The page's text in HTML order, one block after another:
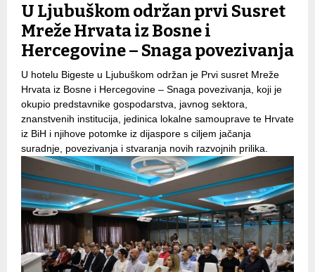
U Ljubuškom održan prvi Susret
Mreže Hrvata iz Bosne i
Hercegovine – Snaga povezivanja
U hotelu Bigeste u Ljubuškom održan je Prvi susret Mreže
Hrvata iz Bosne i Hercegovine – Snaga povezivanja, koji je
okupio predstavnike gospodarstva, javnog sektora,
znanstvenih institucija, jedinica lokalne samouprave te Hrvate
iz BiH i njihove potomke iz dijaspore s ciljem jačanja
suradnje, povezivanja i stvaranja novih razvojnih prilika.